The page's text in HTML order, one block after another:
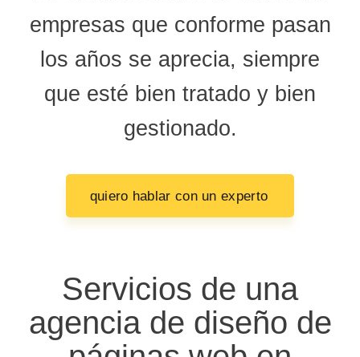
empresas que conforme pasan
los años se aprecia, siempre
que esté bien tratado y bien
gestionado.
quiero hablar con un experto
Servicios de una
agencia de diseño de